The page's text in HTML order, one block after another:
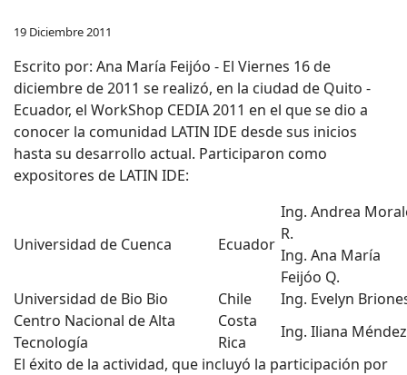
19 Diciembre 2011
Escrito por: Ana María Feijóo - El Viernes 16 de
diciembre de 2011 se realizó, en la ciudad de Quito -
Ecuador, el WorkShop CEDIA 2011 en el que se dio a
conocer la comunidad LATIN IDE desde sus inicios
hasta su desarrollo actual. Participaron como
expositores de LATIN IDE:
Universidad de Cuenca Ecuador
Ing. Andrea
R.
Ing. Ana María
Feijóo Q.
Universidad de Bio Bio
Chile
Ing. Evelyn
Centro Nacional de Alta
Tecnología
Costa
Rica
Ing. Iliana Méndez
El éxito de la actividad, que incluyó la participación por